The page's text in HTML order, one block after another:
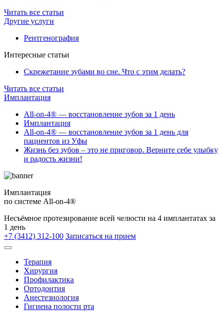
Читать все статьи
Другие услуги
Рентгенография
Интересные статьи
Скрежетание зубами во сне. Что с этим делать?
Читать все статьи
Имплантация
All-on-4® — восстановление зубов за 1 день
Имплантация
All-on-4® — восстановление зубов за 1 день для
пациентов из Уфы
Жизнь без зубов – это не приговор. Верните себе улыбку
и радость жизни!
Имплантация
по системе All-on-4®
Несъёмное протезирование всей челюсти на 4 имплантатах за
1 день
+7 (3412) 312-100 Записаться на прием
Терапия
Хирургия
Профилактика
Ортодонтия
Анестезиология
Гигиена полости рта